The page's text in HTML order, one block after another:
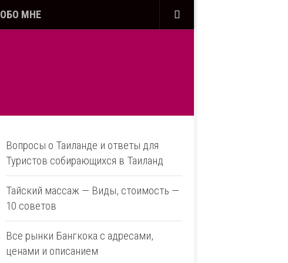
ОБО МНЕ
Вопросы о Таиланде и ответы для
Туристов собирающихся в Таиланд
Тайский массаж — Виды, стоимость —
10 советов
Все рынки Бангкока с адресами,
ценами и описанием